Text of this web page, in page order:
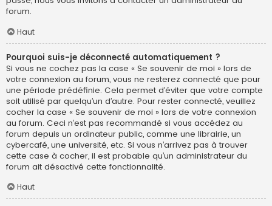
forum.
Haut
Pourquoi suis-je déconnecté automatiquement ?
Si vous ne cochez pas la case « Se souvenir de moi » lors de
votre connexion au forum, vous ne resterez connecté que pour
une période prédéfinie. Cela permet d’éviter que votre compte
soit utilisé par quelqu’un d’autre. Pour rester connecté, veuillez
cocher la case « Se souvenir de moi » lors de votre connexion
au forum. Ceci n’est pas recommandé si vous accédez au
forum depuis un ordinateur public, comme une librairie, un
cybercafé, une université, etc. Si vous n’arrivez pas à trouver
cette case à cocher, il est probable qu’un administrateur du
forum ait désactivé cette fonctionnalité.
Haut